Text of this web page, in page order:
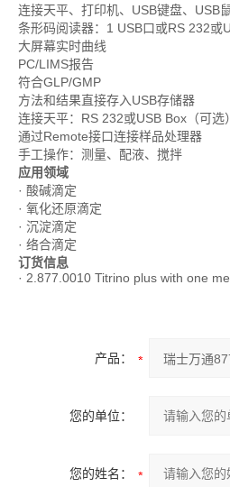
连接天平、打印机、USB键盘、USB
条形码阅读器：1 USB口或RS 232或
大屏幕实时曲线
PC/LIMS报告
符合GLP/GMP
方法和结果直接存入USB存储器
连接天平：RS 232或USB Box（可选）
通过Remote接口连接样品处理器
手工操作：测量、配液、搅拌
应用领域
· 酸碱滴定
· 氧化还原滴定
· 沉淀滴定
· 络合滴定
订货信息
· 2.877.0010 Titrino plus with one
产品：
您的单位：
您的姓名：